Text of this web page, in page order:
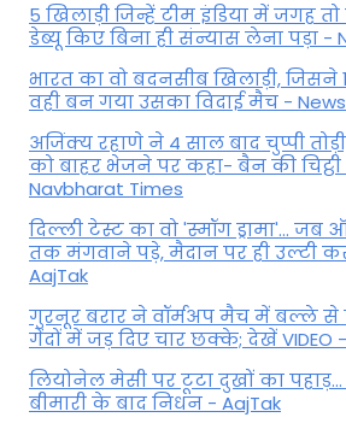
5 खिलाड़ी जिन्हें टीम इंडिया में जगह
डेब्यू किए बिना ही संन्यास लेना पड़ा -
भारत का वो बदनसीब खिलाड़ी,
वही बन गया उसका विदाई मैच -
अजिंक्य रहाणे ने 4 साल बाद चुप्पी
को बाहर भेजने पर कहा- बैन की चिट्ठी
Navbharat Times
दिल्ली टेस्ट का वो 'स्मॉग ड्रामा'...
तक मंगवाने पड़े, मैदान पर ही उल्टी
AajTak
गुरनूर बरार ने वॉर्मअप मैच में बल्ले
गेंदों में जड़ दिए चार छक्के; देखें VIDEO -
लियोनेल मेसी पर टूटा दुखों का पहाड़...
बीमारी के बाद निधन - AajTak